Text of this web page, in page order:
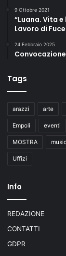
9 Ottobre 2021
“Luana. Vita
Lavoro di
24 Febbraio 2025
Tags
arazzi arte
Empoli eventi
MOSTRA
Uffizi
Info
REDAZIONE
CONTATTI
GDPR